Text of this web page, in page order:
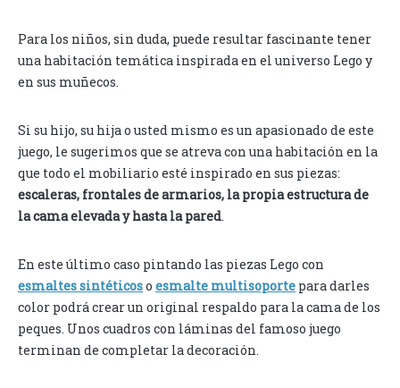
Para los niños, sin duda, puede resultar fascinante tener
una habitación temática inspirada en el universo Lego y
en sus muñecos.
Si su hijo, su hija o usted mismo es un apasionado de este
juego, le sugerimos que se atreva con una habitación en la
que todo el mobiliario esté inspirado en sus piezas:
escaleras, frontales de armarios, la propia estructura de
la cama elevada y hasta la pared.
En este último caso pintando las piezas Lego con
esmaltes sintéticoso esmalte multisoporte para darles
color podrá crear un original respaldo para la cama de los
peques. Unos cuadros con láminas del famoso juego
terminan de completar la decoración.